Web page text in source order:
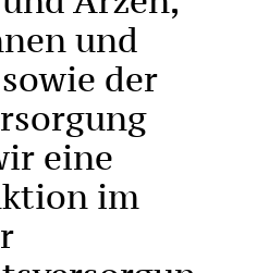
und
der
eine
im